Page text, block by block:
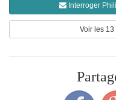
Interroger
Voir les